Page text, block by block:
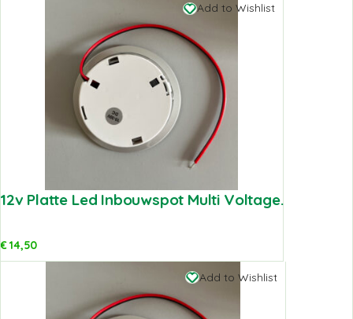
Add to Wishlist
12v Platte Led Inbouwspot Multi Voltage.
€14,50
Add to Wishlist